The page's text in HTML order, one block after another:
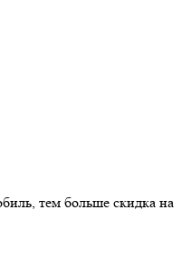
тем больше скидка на